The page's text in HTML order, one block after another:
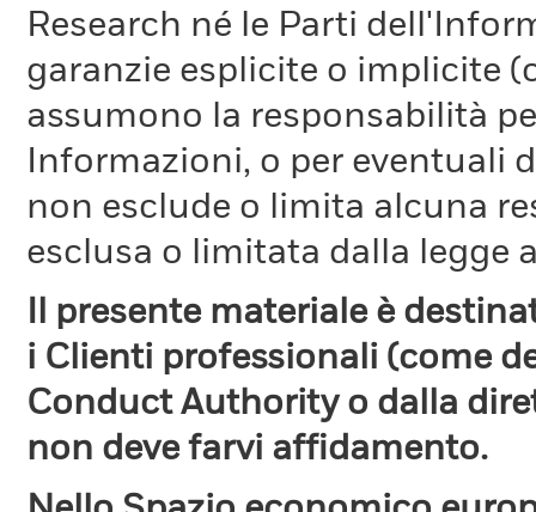
Research né le Parti
garanzie esplicite o implicite
assumono la responsabilità
Informazioni, o per eventuali
non esclude o limita alcuna
esclusa o limitata dalla legge
Il presente materiale è
i Clienti professionali (come
Conduct Authority o dalla
non deve farvi affidamento.